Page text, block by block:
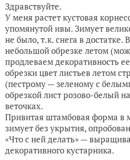
Здравствуйте.
У меня растет кустовая
упомянутой ивы. Зимует
не было, т.к. снега в достатке.
небольшой обрезке летом
продлеваем декоративность
обрезки цвет листьев летом
(пестрому — зеленому с
обрезкой лист розово-белый
веточках.
Привитая штамбовая форма в
зимует без укрытия,
«Что с ней делать» —
декоративного кустарника.